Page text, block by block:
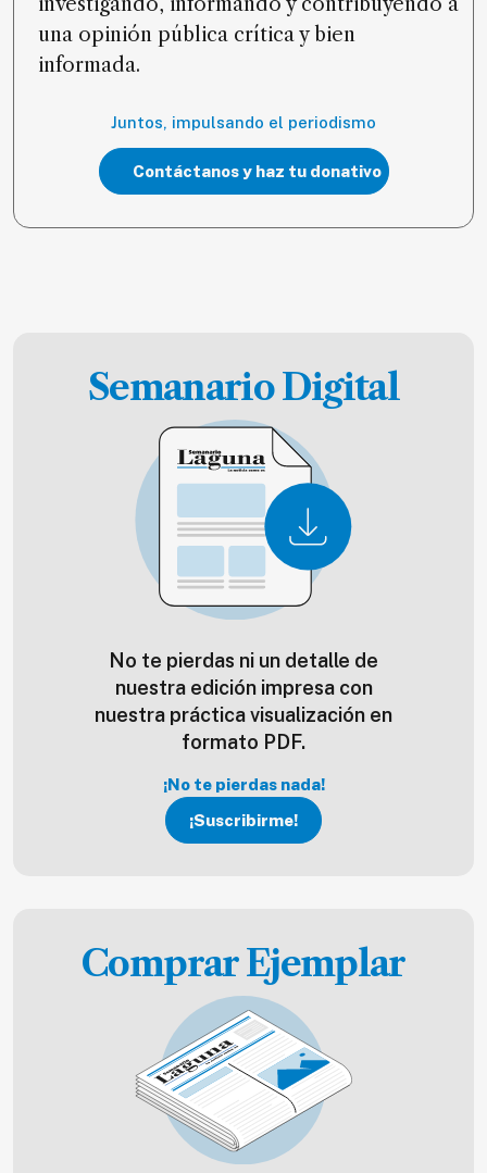
investigando, informando y contribuyendo a
una opinión pública crítica y bien
informada.
Juntos, impulsando el periodismo
Contáctanos y haz tu donativo
Semanario Digital
No te pierdas ni un detalle de
nuestra edición impresa con
nuestra práctica visualización en
formato PDF.
¡No te pierdas nada!
¡Suscribirme!
Comprar Ejemplar